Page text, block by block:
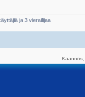
ja 3 vierailijaa